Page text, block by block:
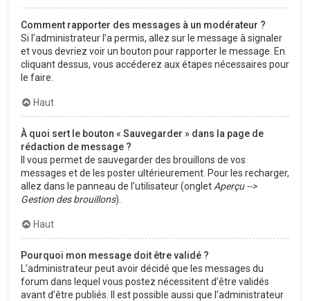
Comment rapporter des messages à un modérateur ?
Si l’administrateur l’a permis, allez sur le message à signaler
et vous devriez voir un bouton pour rapporter le message. En
cliquant dessus, vous accéderez aux étapes nécessaires pour
le faire.
Haut
À quoi sert le bouton « Sauvegarder » dans la page de
rédaction de message ?
Il vous permet de sauvegarder des brouillons de vos
messages et de les poster ultérieurement. Pour les recharger,
allez dans le panneau de l’utilisateur (onglet Aperçu -->
Gestion des brouillons).
Haut
Pourquoi mon message doit être validé ?
L’administrateur peut avoir décidé que les messages du
forum dans lequel vous postez nécessitent d’être validés
avant d’être publiés. Il est possible aussi que l’administrateur